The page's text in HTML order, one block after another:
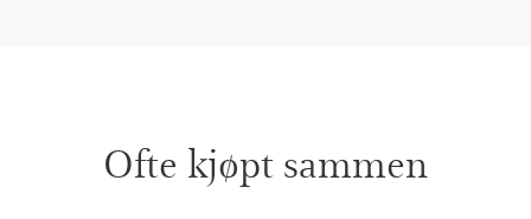
Ofte kjøpt sammen